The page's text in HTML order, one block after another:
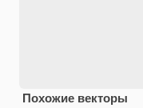
Похожие векторы